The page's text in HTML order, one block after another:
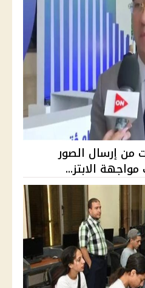
من إرسال الصور
الابتز...